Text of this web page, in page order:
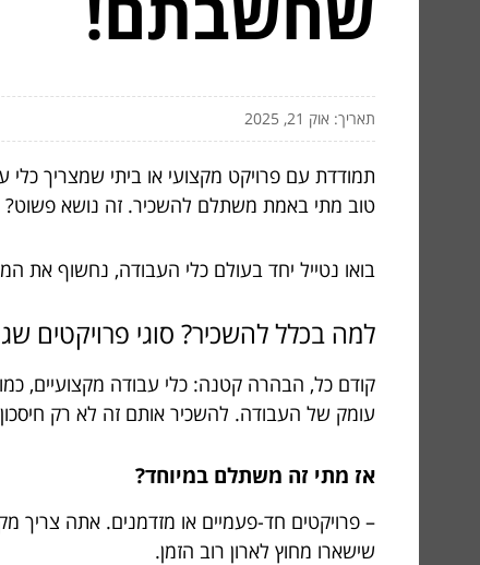
תאריך: אוק 21, 2025
תמודדת עם פרויקט מקצועי או ביתי שמצריך
טוב מתי באמת משתלם להשכיר. זה נושא
בואו נטייל יחד בעולם כלי העבודה, נחשוף את
למה בכלל להשכיר? סוגי פרויקטים
קודם כל, הבהרה קטנה: כלי עבודה מקצועיים,
עומק של העבודה. להשכיר אותם זה לא רק
אז מתי זה משתלם במיוחד?
– פרויקטים חד-פעמיים או מזדמנים. אתה צריך
שישארו מחוץ לארון רוב הזמן.